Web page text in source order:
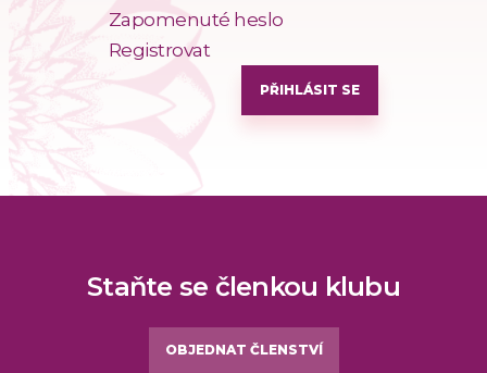
Zapomenuté heslo
Registrovat
PŘIHLÁSIT SE
Staňte se členkou klubu
OBJEDNAT ČLENSTVÍ